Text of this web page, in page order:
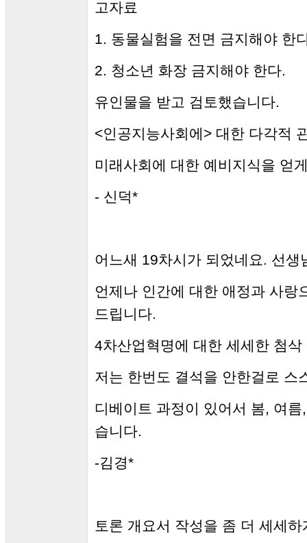
고자료
1. 동물실험을 전면 금지해야 한
2. 청소년 화장 금지해야 한다.
유인물을 받고 검토했습니다.
<인공지능사회에> 대한 다각적
미래사회에 대한 예비지식을 얻
- 신덕*
어느새 19차시가 되었네요. 선생
언제나 인간에 대한 애정과 사랑
드립니다.
4차산업혁명에 대한 세세한 첨삭
저는 한번도 결석을 안한걸로 스
디베이트 과정이 있어서 봄, 여
습니다.
-김경*
토론 개요서 작성을 좀 더 세세